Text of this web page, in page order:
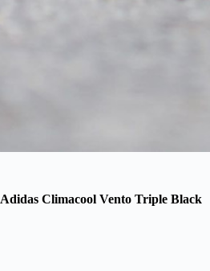
Adidas Climacool Vento Triple Black